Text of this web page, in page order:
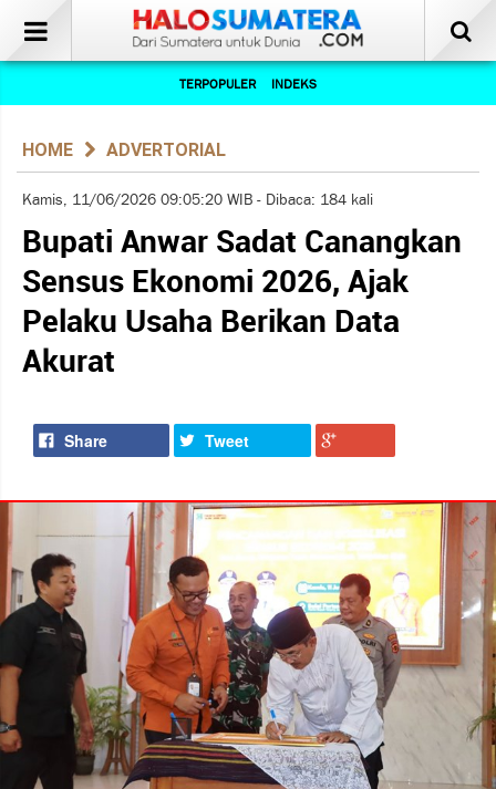
TERPOPULER INDEKS
HOME ADVERTORIAL
Kamis, 11/06/2026 09:05:20 WIB - Dibaca: 184 kali
Bupati Anwar Sadat Canangkan
Sensus Ekonomi 2026, Ajak
Pelaku Usaha Berikan Data
Akurat
Share Tweet